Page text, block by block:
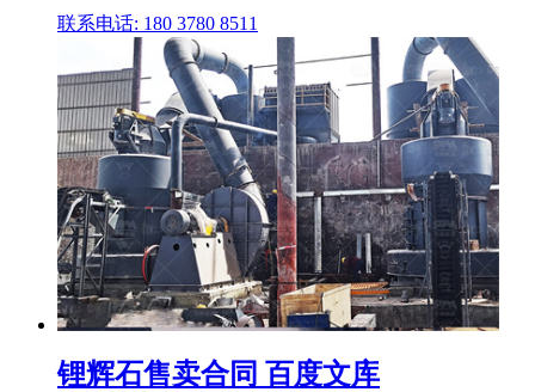
联系电话: 180 3780 8511
锂辉石售卖合同 百度文库